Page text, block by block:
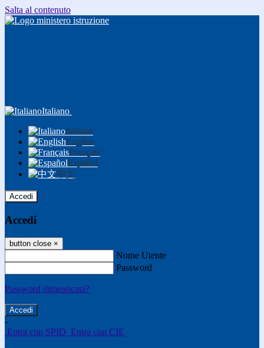
Salta al contenuto
Italiano
Italiano
English
Français
Español
中文
Accedi
Accedi
button close ×
Nome Utente
Password
Password dimenticata?
-
Entra con SPID Entra con CIE